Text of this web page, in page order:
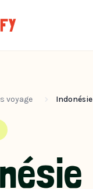
voyage Indonésie